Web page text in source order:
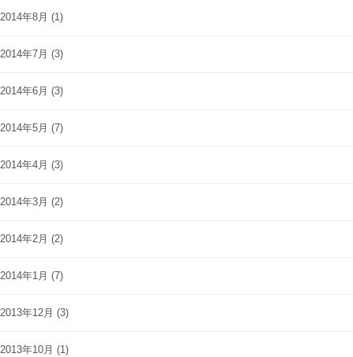
2014年8月 (1)
2014年7月 (3)
2014年6月 (3)
2014年5月 (7)
2014年4月 (3)
2014年3月 (2)
2014年2月 (2)
2014年1月 (7)
2013年12月 (3)
2013年10月 (1)